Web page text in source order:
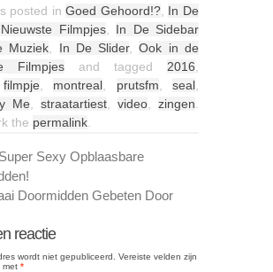
posted inGoed Gehoord!?, In De
Filmpjes, In De Sidebar
Muziek
In De Slider,Ook in de
Filmpjes and tagged 2016
filmpje montreal prutsfm seal
Me
straatartiest video zingen
the permalink
Sexy Opblaasbare
Doormidden Gebeten Door
reactie
wordt niet gepubliceerd.
Vereiste velden zijn
met *